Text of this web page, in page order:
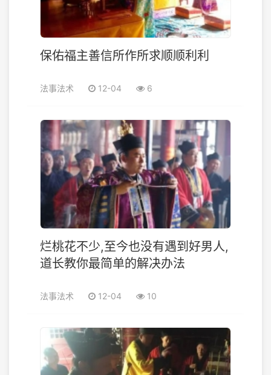
保佑福主善信所作所求顺顺利利
法事法术 12-04 6
烂桃花不少,至今也没有遇到好男人,
道长教你最简单的解决办法
法事法术 12-04 10